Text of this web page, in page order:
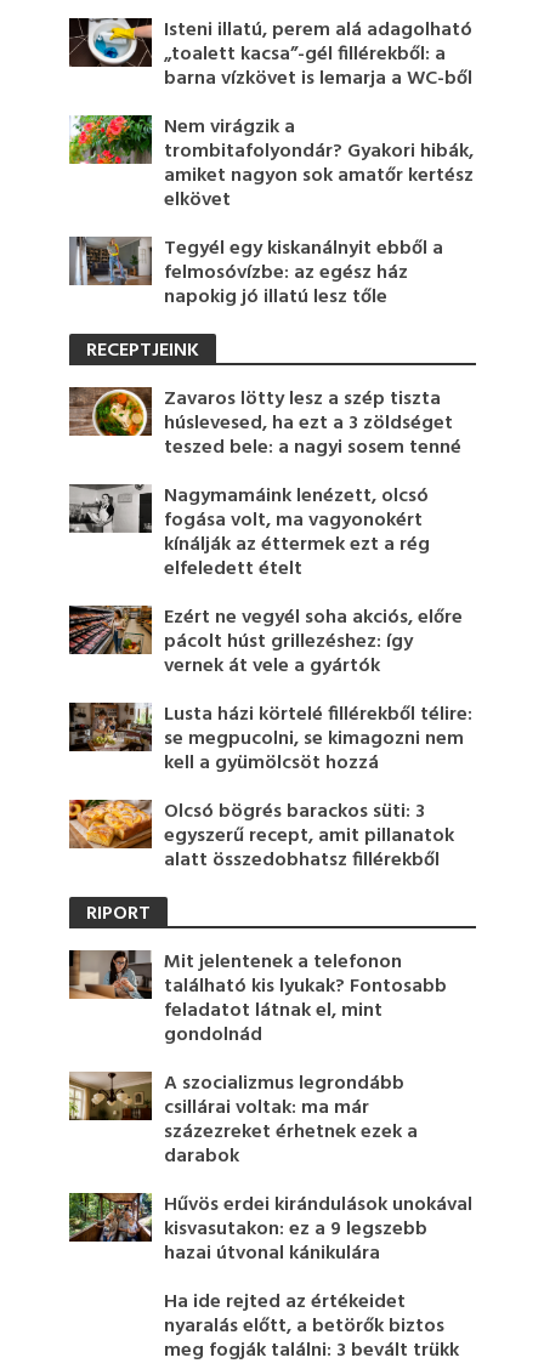
Isteni illatú, perem alá adagolható
„toalett kacsa”-gél fillérekből: a
barna vízkövet is lemarja a WC-ből
Nem virágzik a
trombitafolyondár? Gyakori hibák,
amiket nagyon sok amatőr kertész
elkövet
Tegyél egy kiskanálnyit ebből a
felmosóvízbe: az egész ház
napokig jó illatú lesz tőle
RECEPTJEINK
Zavaros lötty lesz a szép tiszta
húslevesed, ha ezt a 3 zöldséget
teszed bele: a nagyi sosem tenné
Nagymamáink lenézett, olcsó
fogása volt, ma vagyonokért
kínálják az éttermek ezt a rég
elfeledett ételt
Ezért ne vegyél soha akciós, előre
pácolt húst grillezéshez: így
vernek át vele a gyártók
Lusta házi körtelé fillérekből télire:
se megpucolni, se kimagozni nem
kell a gyümölcsöt hozzá
Olcsó bögrés barackos süti: 3
egyszerű recept, amit pillanatok
alatt összedobhatsz fillérekből
RIPORT
Mit jelentenek a telefonon
található kis lyukak? Fontosabb
feladatot látnak el, mint
gondolnád
A szocializmus legrondább
csillárai voltak: ma már
százezreket érhetnek ezek a
darabok
Hűvös erdei kirándulások unokával
kisvasutakon: ez a 9 legszebb
hazai útvonal kánikulára
Ha ide rejted az értékeidet
nyaralás előtt, a betörők biztos
meg fogják találni: 3 bevált trükk